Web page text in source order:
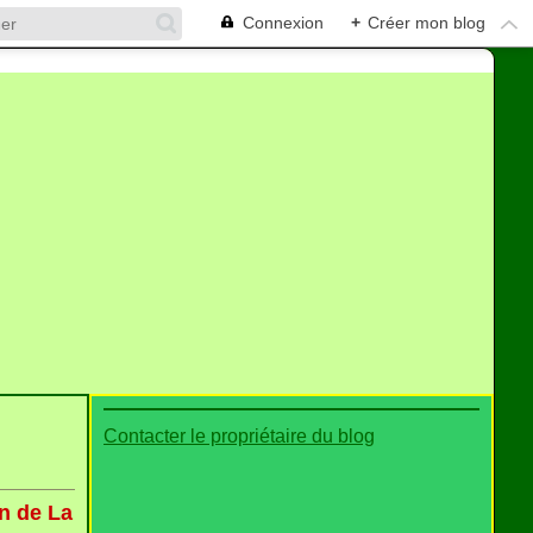
Connexion + Créer mon blog
de La
Contacter le propriétaire du blog